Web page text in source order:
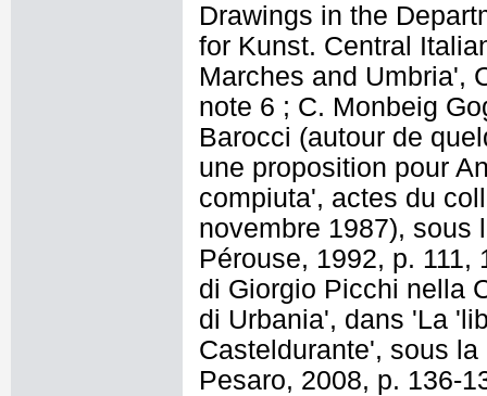
Drawings in the
for Kunst. Central
Marches and Umbria',
note 6 ; C. Monbeig
Barocci (autour de
une proposition pour
compiuta', actes du
novembre 1987), sous
Pérouse, 1992, p. 111,
di Giorgio Picchi nella
di Urbania', dans 'La
Casteldurante', sous
Pesaro, 2008, p. 136-